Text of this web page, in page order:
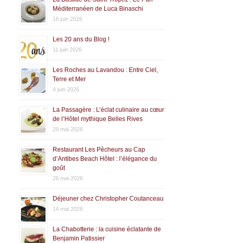
Méditerranéen de Luca Binaschi
16 juin 2026
Les 20 ans du Blog !
11 juin 2026
Les Roches au Lavandou : Entre Ciel,
Terre et Mer
4 juin 2026
La Passagère : L’éclat culinaire au cœur
de l’Hôtel mythique Belles Rives
29 mai 2026
Restaurant Les Pêcheurs au Cap
d’Antibes Beach Hôtel : l’élégance du
goût
26 mai 2026
Déjeuner chez Christopher Coutanceau
14 mai 2026
La Chabotterie : la cuisine éclatante de
Benjamin Patissier